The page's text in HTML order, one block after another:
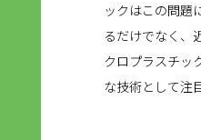
ックはこの問題
るだけでなく、
クロプラスチッ
な技術として注